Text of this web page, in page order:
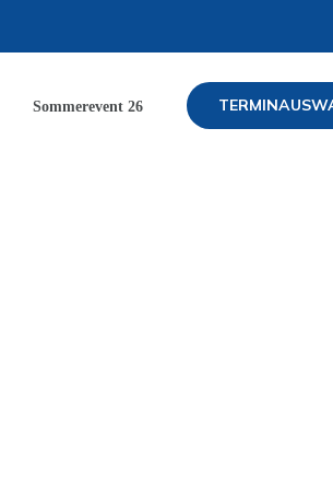
Sommerevent 26